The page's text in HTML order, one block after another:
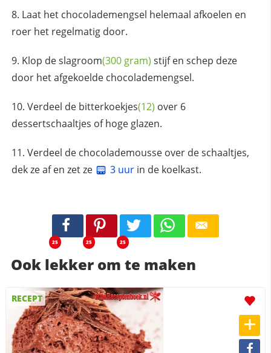
Laat het chocolademengsel helemaal afkoelen en
roer het regelmatig door.
Klop deslagroom(300 gram) stijf en schep deze
door het afgekoelde chocolademengsel.
Verdeel de bitterkoekjes(12) over 6
dessertschaaltjes of hoge glazen.
Verdeel de chocolademousse over de schaaltjes,
dek ze af en zet ze
3 uurin de koelkast.
25 25 25
Ook lekker om te maken
RECEPT